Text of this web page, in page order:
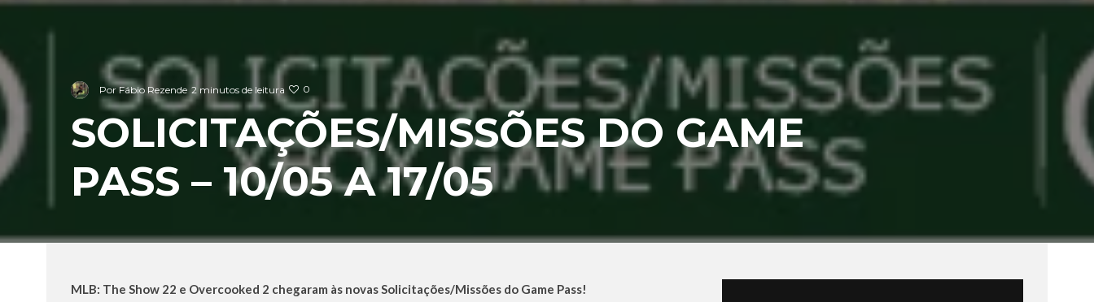
PorFábio Rezende 2 minutos de leitura 0
SOLICITAÇÕES/MISSÕES DO GAME
PASS – 10/05 A 17/05
MLB: The Show 22 e Overcooked 2 chegaram às novas Solicitações/Missões do Game Pass!